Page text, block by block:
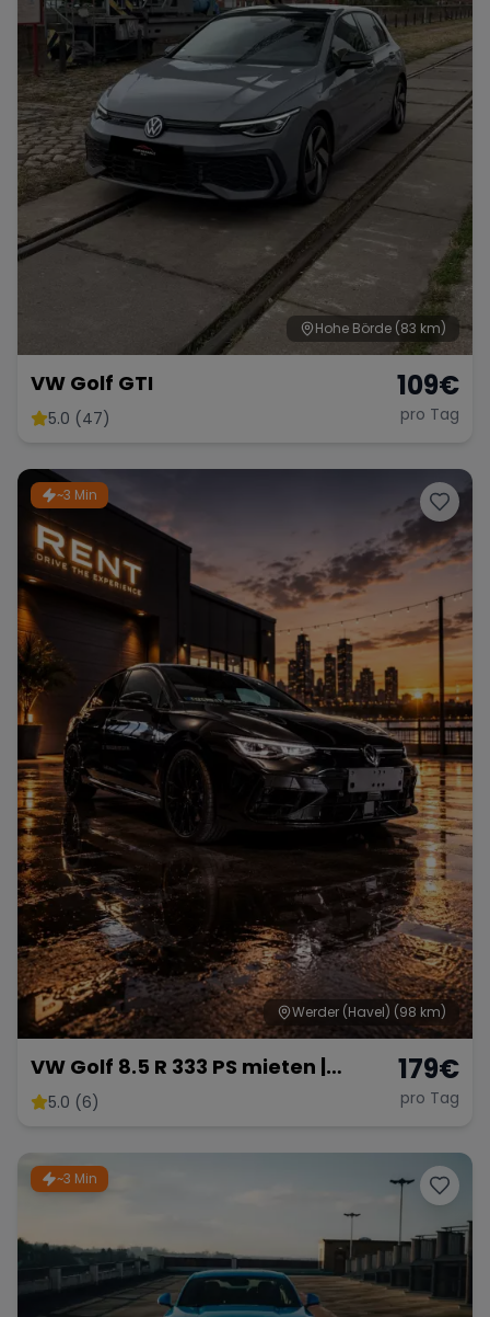
Hohe Börde (83 km)
VW Golf GTI
5.0 (47)
109€
pro Tag
~3 Min
Werder (Havel) (98 km)
VW Golf 8.5 R 333 PS mieten |
Akrapovič | 4Motion | Panorama |
5.0 (6)
179€
pro Tag
~3 Min